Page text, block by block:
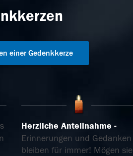
einer Gedenkkerze
Herzliche Anteilnahme
Erinnerungen und Gedanken
bleiben für immer! Mögen sie